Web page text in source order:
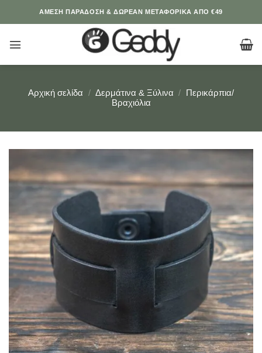
ΆΜΕΣΗ ΠΑΡΑΔΟΣΗ & ΔΩΡΕΑΝ ΜΕΤΑΦΟΡΙΚΑ ΑΠΟ €49
Αρχική σελίδα / Δερμάτινα & Ξύλινα /
Περικάρπια/
Βραχιόλια